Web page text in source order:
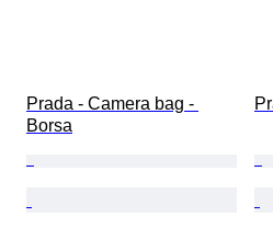
Prada - Camera bag -
Borsa